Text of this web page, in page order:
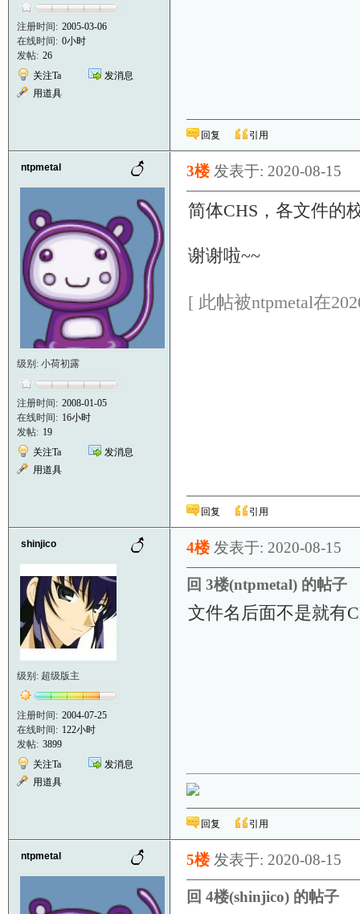
注册时间: 2005-03-06
在线时间: 0小时
发帖: 26
关注Ta
发消息
用道具
回复 引用
ntpmetal
级别: 小荷初露
注册时间: 2008-01-05
在线时间: 16小时
发帖: 19
关注Ta
发消息
用道具
3楼 发表于: 2020-08-15
简体CHS，各文件的
谢谢啦~~
[ 此帖被ntpmetal在
回复 引用
shinjico
级别: 超级版主
注册时间: 2004-07-25
在线时间: 122小时
发帖: 3899
关注Ta
发消息
用道具
4楼 发表于: 2020-08-15
回 3楼(ntpmetal) 的帖子
文件名后面不是就有
回复 引用
ntpmetal 5楼 发表于: 2020-08-15
回 4楼(shinjico) 的帖子